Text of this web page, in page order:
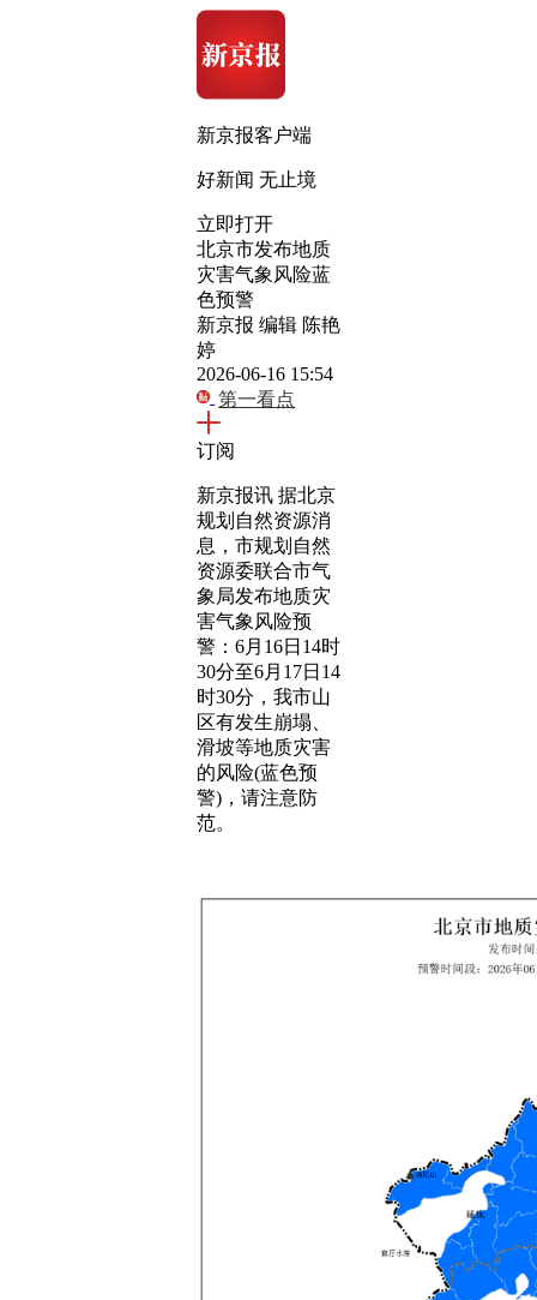
新京报客户端
好新闻 无止境
立即打开
北京市发布地质
灾害气象风险蓝
色预警
新京报 编辑 陈艳
婷
2026-06-16 15:54
第一看点
订阅
新京报讯 据北京
规划自然资源消
息，市规划自然
资源委联合市气
象局发布地质灾
害气象风险预
警：6月16日14时
30分至6月17日14
时30分，我市山
区有发生崩塌、
滑坡等地质灾害
的风险(蓝色预
警)，请注意防
范。